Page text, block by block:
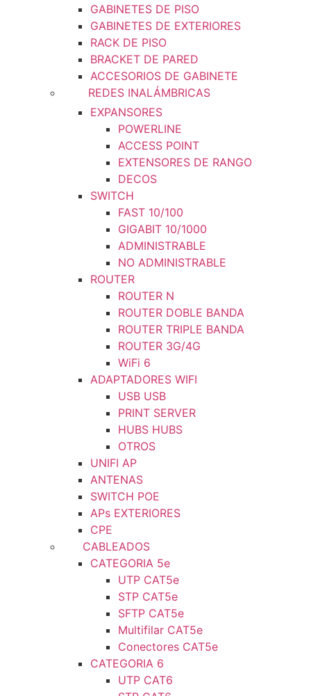
GABINETES DE PISO
GABINETES DE EXTERIORES
RACK DE PISO
BRACKET DE PARED
ACCESORIOS DE GABINETE
REDES INALÁMBRICAS
EXPANSORES
POWERLINE
ACCESS POINT
EXTENSORES DE RANGO
DECOS
SWITCH
FAST 10/100
GIGABIT 10/1000
ADMINISTRABLE
NO ADMINISTRABLE
ROUTER
ROUTER N
ROUTER DOBLE BANDA
ROUTER TRIPLE BANDA
ROUTER 3G/4G
WiFi 6
ADAPTADORES WIFI
USB USB
PRINT SERVER
HUBS HUBS
OTROS
UNIFI AP
ANTENAS
SWITCH POE
APs EXTERIORES
CPE
CABLEADOS
CATEGORIA 5e
UTP CAT5e
STP CAT5e
SFTP CAT5e
Multifilar CAT5e
Conectores CAT5e
CATEGORIA 6
UTP CAT6